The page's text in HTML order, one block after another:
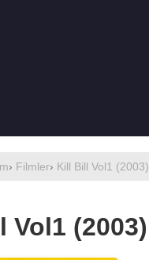
› Filmler› Kill Bill Vol1 (2003)
Vol1 (2003)